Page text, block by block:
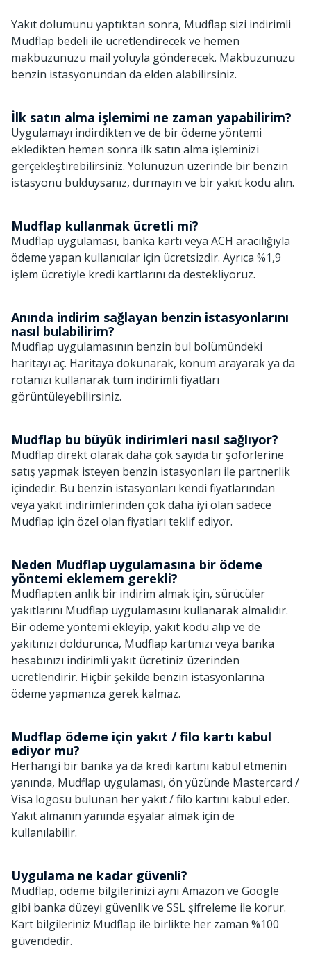
Yakıt dolumunu yaptıktan sonra, Mudflap sizi indirimli
Mudflap bedeli ile ücretlendirecek ve hemen
makbuzunuzu mail yoluyla gönderecek. Makbuzunuzu
benzin istasyonundan da elden alabilirsiniz.
İlk satın alma işlemimi ne zaman yapabilirim?
Uygulamayı indirdikten ve de bir ödeme yöntemi
ekledikten hemen sonra ilk satın alma işleminizi
gerçekleştirebilirsiniz. Yolunuzun üzerinde bir benzin
istasyonu bulduysanız, durmayın ve bir yakıt kodu alın.
Mudflap kullanmak ücretli mi?
Mudflap uygulaması, banka kartı veya ACH aracılığıyla
ödeme yapan kullanıcılar için ücretsizdir. Ayrıca %1,9
işlem ücretiyle kredi kartlarını da destekliyoruz.
Anında indirim sağlayan benzin istasyonlarını
nasıl bulabilirim?
Mudflap uygulamasının benzin bul bölümündeki
haritayı aç. Haritaya dokunarak, konum arayarak ya da
rotanızı kullanarak tüm indirimli fiyatları
görüntüleyebilirsiniz.
Mudflap bu büyük indirimleri nasıl sağlıyor?
Mudflap direkt olarak daha çok sayıda tır şoförlerine
satış yapmak isteyen benzin istasyonları ile partnerlik
içindedir. Bu benzin istasyonları kendi fiyatlarından
veya yakıt indirimlerinden çok daha iyi olan sadece
Mudflap için özel olan fiyatları teklif ediyor.
Neden Mudflap uygulamasına bir ödeme
yöntemi eklemem gerekli?
Mudflapten anlık bir indirim almak için, sürücüler
yakıtlarını Mudflap uygulamasını kullanarak almalıdır.
Bir ödeme yöntemi ekleyip, yakıt kodu alıp ve de
yakıtınızı doldurunca, Mudflap kartınızı veya banka
hesabınızı indirimli yakıt ücretiniz üzerinden
ücretlendirir. Hiçbir şekilde benzin istasyonlarına
ödeme yapmanıza gerek kalmaz.
Mudflap ödeme için yakıt / filo kartı kabul
ediyor mu?
Herhangi bir banka ya da kredi kartını kabul etmenin
yanında, Mudflap uygulaması, ön yüzünde Mastercard /
Visa logosu bulunan her yakıt / filo kartını kabul eder.
Yakıt almanın yanında eşyalar almak için de
kullanılabilir.
Uygulama ne kadar güvenli?
Mudflap, ödeme bilgilerinizi aynı Amazon ve Google
gibi banka düzeyi güvenlik ve SSL şifreleme ile korur.
Kart bilgileriniz Mudflap ile birlikte her zaman %100
güvendedir.